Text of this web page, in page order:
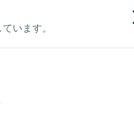
います。